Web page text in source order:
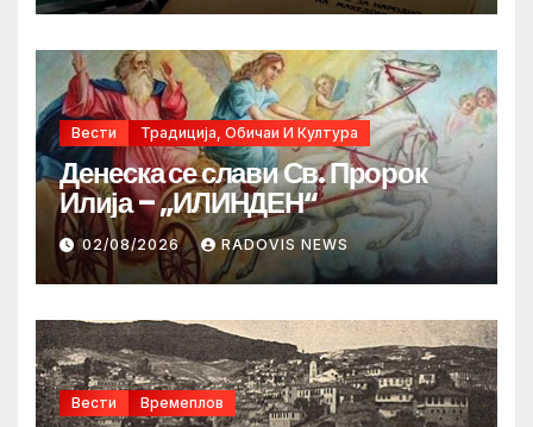
Вести Традиција, Обичаи И Култура
Денеска се слави Св. Пророк
Илија – „ИЛИНДЕН“
02/08/2026 RADOVIS NEWS
Вести Времеплов